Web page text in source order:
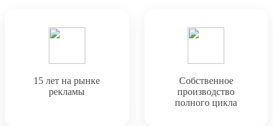
15 лет на рынке
рекламы
Собственное
производство
полного цикла